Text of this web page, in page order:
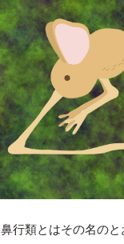
鼻行類とはその名のと